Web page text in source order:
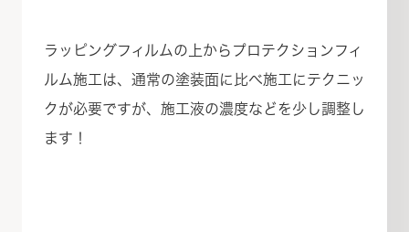
ラッピングフィルムの上からプロテクションフィ
ルム施工は、通常の塗装面に比べ施工にテクニッ
クが必要ですが、施工液の濃度などを少し調整し
ます！